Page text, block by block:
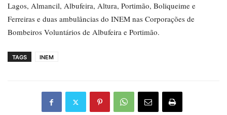
Lagos, Almancil, Albufeira, Altura, Portimão, Boliqueime e
Ferreiras e duas ambulâncias do INEM nas Corporações de
Bombeiros Voluntários de Albufeira e Portimão.
TAGS INEM